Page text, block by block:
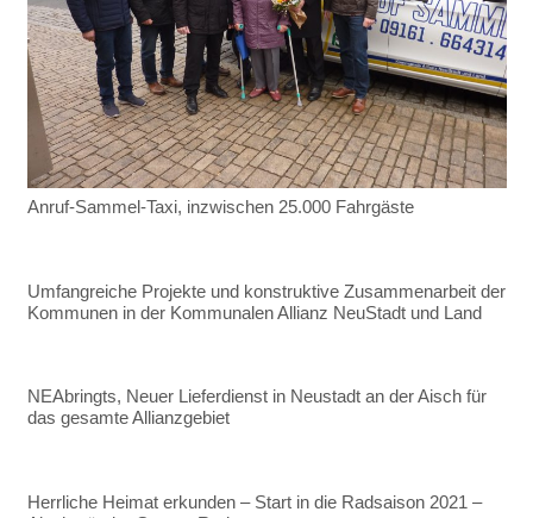
Anruf-Sammel-Taxi, inzwischen 25.000 Fahrgäste
Umfangreiche Projekte und konstruktive Zusammenarbeit der
Kommunen in der Kommunalen Allianz NeuStadt und Land
NEAbringts, Neuer Lieferdienst in Neustadt an der Aisch für
das gesamte Allianzgebiet
Herrliche Heimat erkunden – Start in die Radsaison 2021 –